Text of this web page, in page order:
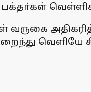
வெளியே